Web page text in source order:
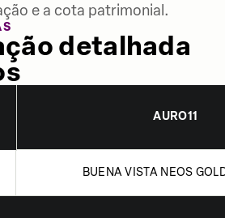
e a cota patrimonial.
detalhada
AURO11
BUENA VISTA NEOS